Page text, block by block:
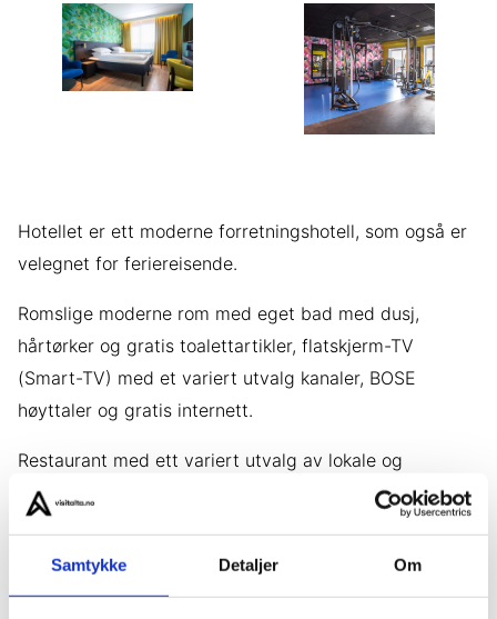
Samtykke Detaljer Om
Hotellet er ett moderne forretningshotell, som også er
velegnet for feriereisende.
Romslige moderne rom med eget bad med dusj,
hårtørker og gratis toalettartikler, flatskjerm-TV
(Smart-TV) med et variert utvalg kanaler, BOSE
høyttaler og gratis internett.
Restaurant med ett variert utvalg av lokale og
regionale retter. Passer til både individuelle, og større
Les mer om Brasseri Alta her.